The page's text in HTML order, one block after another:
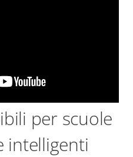
per scuole
intelligenti